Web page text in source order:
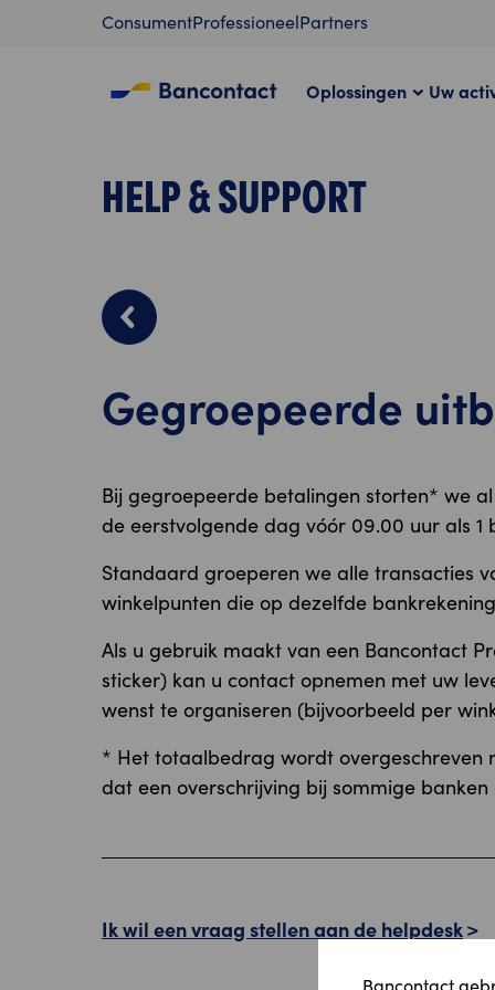
Bancontact
Content
ConsumentProfessioneelPartners
Oplossingen Uw
HELP & SUPPORT
Gegroepeerde
Bij gegroepeerde betalingen storten* we
de eerstvolgende dag vóór 09.00 uur als
Standaard groeperen we alle transacties
winkelpunten die op dezelfde
Als u gebruik maakt van een Bancontact
sticker) kan u contact opnemen met uw
wenst te organiseren (bijvoorbeeld per
* Het totaalbedrag wordt overgeschreven
dat een overschrijving bij sommige
Ik wil een vraag stellen aan de helpdesk